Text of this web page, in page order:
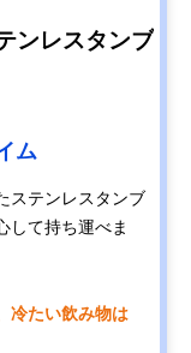
ンレスタンブ
ム
ステンレスタンブ
して持ち運べま
冷たい飲み物は